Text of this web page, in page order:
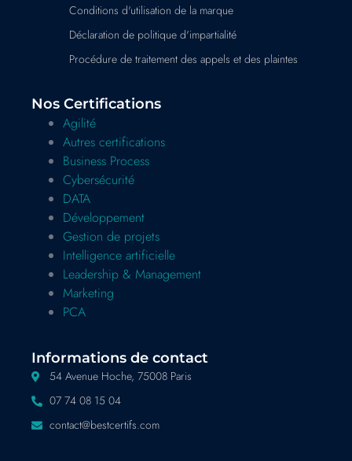
Conditions d'utilisation de la marque
Déclaration de politique d'impartialité
Procédure de traitement des appels et des plaintes
Nos Certifications
Agilité
Autres certifications
Business Process
Cybersécurité
DATA
Développement
Gestion de projets
Intelligence artificielle
Leadership & Management
Marketing
PCA
Informations de contact
54 Avenue Hoche, 75008 Paris
07 74 08 15 04
contact@bestcertifs.com